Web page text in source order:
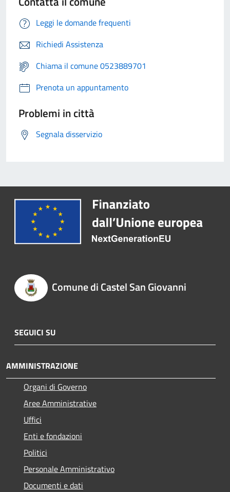
Leggi le domande frequenti
Richiedi Assistenza
Chiama il comune 0523889701
Prenota un appuntamento
Problemi in città
Segnala disservizio
Comune di Castel San Giovanni
SEGUICI SU
AMMINISTRAZIONE
Organi di Governo
Aree Amministrative
Uffici
Enti e fondazioni
Politici
Personale Amministrativo
Documenti e dati